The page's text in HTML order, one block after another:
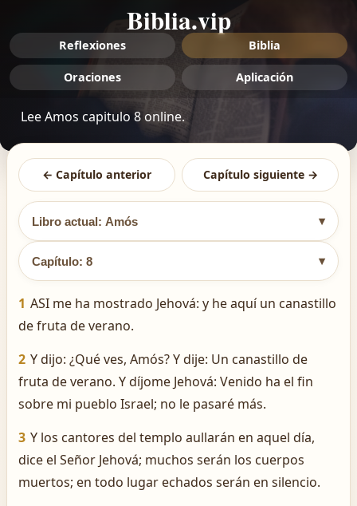
Biblia.vip
Reflexiones Biblia
Oraciones Aplicación
Lee Amos capitulo 8 online.
← Capítulo anterior Capítulo siguiente →
Libro actual: Amós ▾
Capítulo: 8 ▾
1 ASI me ha mostrado Jehová: y he aquí un canastillo
de fruta de verano.
2 Y dijo: ¿Qué ves, Amós? Y dije: Un canastillo de
fruta de verano. Y díjome Jehová: Venido ha el fin
sobre mi pueblo Israel; no le pasaré más.
3 Y los cantores del templo aullarán en aquel día,
dice el Señor Jehová; muchos serán los cuerpos
muertos; en todo lugar echados serán en silencio.